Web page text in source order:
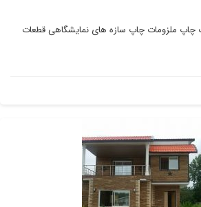
چاپ ملزومات چاپ سازه های نمایشگاهی قطعات